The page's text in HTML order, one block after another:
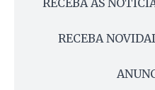
RECEBA